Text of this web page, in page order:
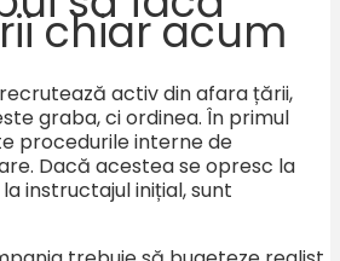
chiar acum
activ din afara țării,
graba, ci ordinea. În primul
procedurile interne de
Dacă acestea se opresc la
instructajul inițial, sunt